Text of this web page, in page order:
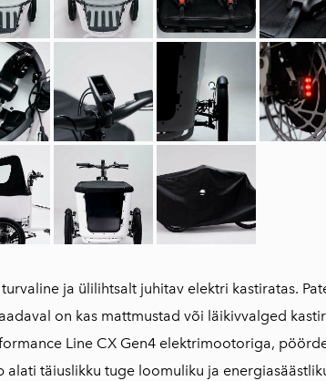
ja ülilihtsalt juhitav elektri kastiratas.
on kas mattmustad või läikivvalged
Line CX Gen4 elektrimootoriga,
alati täiuslikku tuge loomuliku ja